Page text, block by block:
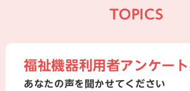
TOPICS
福祉機器利用者アンケー
あなたの声を聞かせてください